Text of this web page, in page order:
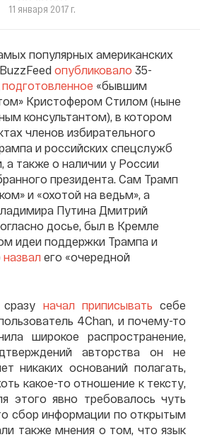
11 января 2017 г.
популярных американских
опубликовало 35-
подготовленное «бывшим
Кристофером Стилом (ныне
консультантом), в котором
членов избирательного
и российских спецслужб
а также о наличии у России
президента. Сам Трамп
и «охотой на ведьм», а
Путина Дмитрий
досье, был в Кремле
идеи поддержки Трампа и
назвал его «очередной
начал приписывать себе
4Chan, и почему-то
широкое распространение,
авторства он не
никаких оснований полагать,
какое-то отношение к тексту,
этого явно требовалось чуть
сбор информации по открытым
также мнения о том, что язык